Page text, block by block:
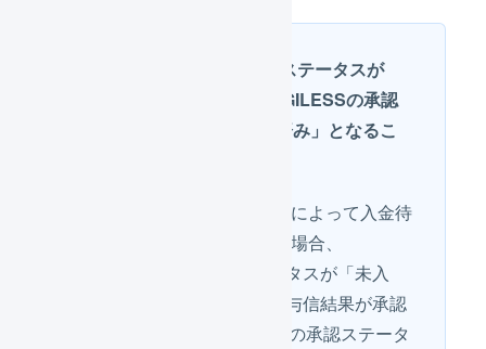
futureshop側の入金ステータスが
「未入金」でも、LOGILESSの承認
ステータスが「承認済み」となるこ
後払い決済など、与信結果によって入金待
ちが解除される支払方法の場合、
futureshop側の入金ステータスが「未入
金」でも、futureshop側の与信結果が承認
済みのときは、LOGILESSの承認ステータ